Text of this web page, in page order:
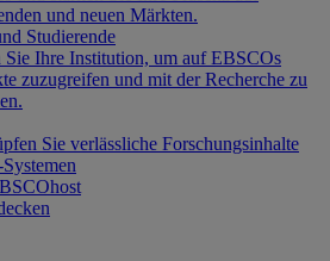
und neuen Märkten.
Studierende
Sie Ihre Institution, um auf EBSCOs
zuzugreifen und mit der Recherche zu
Sie verlässliche Forschungsinhalte